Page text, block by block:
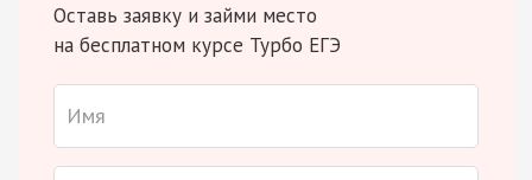
Оставь заявку и займи место
на бесплатном курсе Турбо ЕГЭ